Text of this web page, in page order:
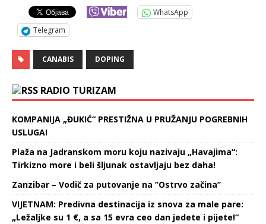
WhatsApp
Telegram
CANABIS DOPING
RADIO TURIZAM
KOMPANIJA „ĐUKIĆ“ PRESTIŽNA U PRUŽANJU POGREBNIH
USLUGA!
Plaža na Jadranskom moru koju nazivaju „Havajima“:
Tirkizno more i beli šljunak ostavljaju bez daha!
Zanzibar – Vodič za putovanje na ’’Ostrvo začina’’
VIJETNAM: Predivna destinacija iz snova za male pare:
„Ležaljke su 1 €, a sa 15 evra ceo dan jedete i pijete!“